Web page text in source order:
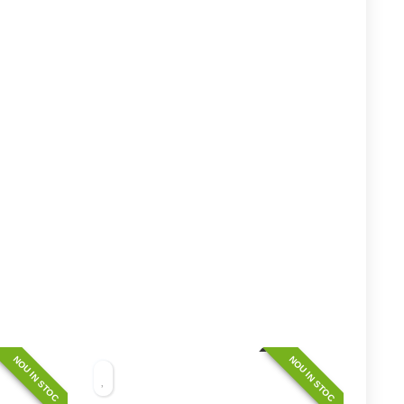
NOU IN STOC NOU IN STOC